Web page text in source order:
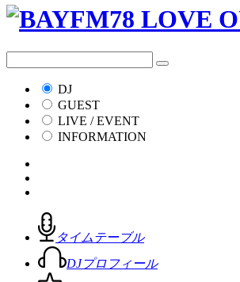
DJ
GUEST
LIVE / EVENT
INFORMATION
タイムテーブル
DJプロフィール